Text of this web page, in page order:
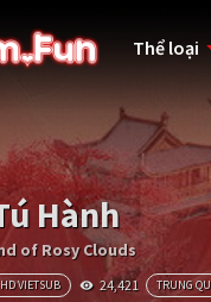
Thể loại
Hành
of Rosy Clouds
VIETSUB 24,421 TRUNG